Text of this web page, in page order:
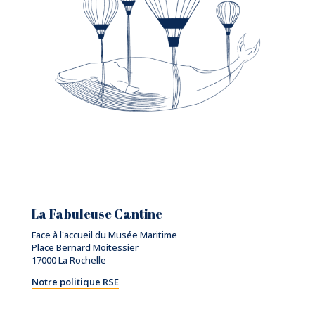
La Fabuleuse Cantine
Face à l'accueil du Musée Maritime
Place Bernard Moitessier
17000 La Rochelle
Notre politique RSE